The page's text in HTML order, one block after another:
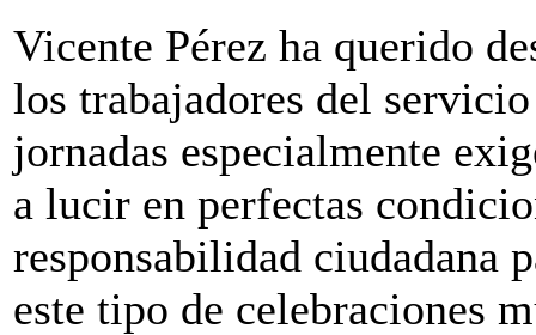
Vicente Pérez ha querido
los trabajadores del
jornadas especialmente
a lucir en perfectas
responsabilidad ciudadana
este tipo de celebraciones